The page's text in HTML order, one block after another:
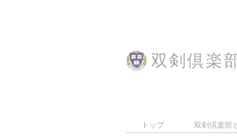
双剣倶楽
トップ 双剣倶楽部